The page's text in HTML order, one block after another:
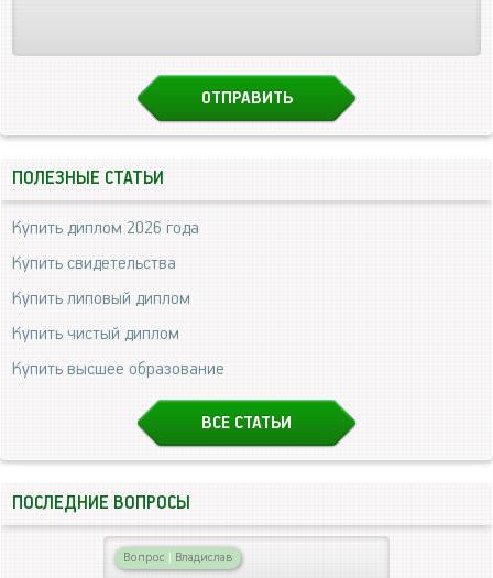
ПОЛЕЗНЫЕ СТАТЬИ
Купить диплом 2026 года
Купить свидетельства
Купить липовый диплом
Купить чистый диплом
Купить высшее образование
ВСЕ СТАТЬИ
ПОСЛЕДНИЕ ВОПРОСЫ
Вопрос | Владислав